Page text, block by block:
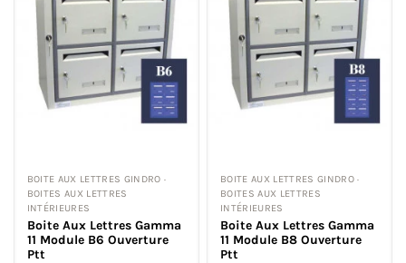
BOITE AUX LETTRES GINDRO ·
BOITES AUX LETTRES
INTÉRIEURES
Boite Aux Lettres Gamma
11 Module B6 Ouverture
Ptt
BOITE AUX LETTRES GINDRO ·
BOITES AUX LETTRES
INTÉRIEURES
Boite Aux Lettres Gamma
11 Module B8 Ouverture
Ptt